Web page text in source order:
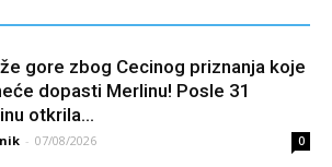
gore zbog Cecinog priznanja koje
dopasti Merlinu! Posle 31
otkrila...
- 07/08/2026 0